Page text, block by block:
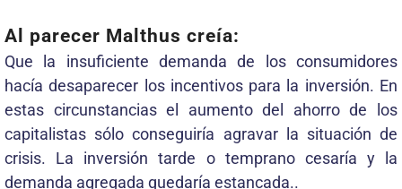
Al parecer Malthus creía:
Que la insuficiente demanda de los consumidores
hacía desaparecer los incentivos para la inversión. En
estas circunstancias el aumento del ahorro de los
capitalistas sólo conseguiría agravar la situación de
crisis. La inversión tarde o temprano cesaría y la
demanda agregada quedaría estancada..